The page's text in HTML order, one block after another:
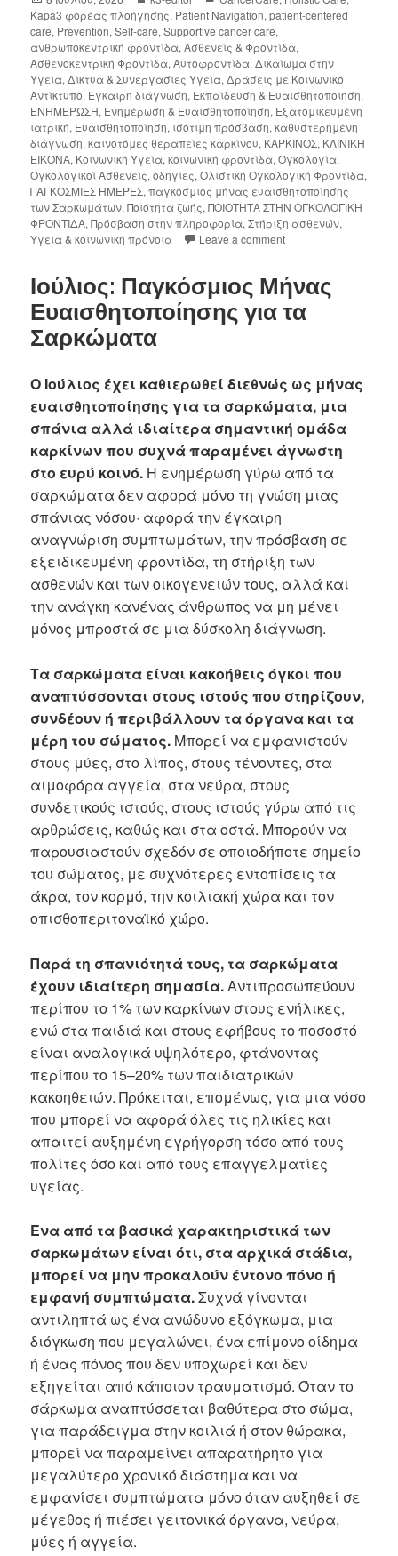
Kapa3 φορέας πλοήγησης, Patient Navigation,patient-centered
care, Prevention,Self-care,Supportive cancer care,
ανθρωποκεντρική φροντίδα,Ασθενείς & Φροντίδα,
Ασθενοκεντρική Φροντίδα,Αυτοφροντίδα,Δικαίωμα στην
Υγεία,Δίκτυα & Συνεργασίες Υγεία,Δράσεις με Κοινωνικό
Αντίκτυπο, Έγκαιρη διάγνωση, Εκπαίδευση & Ευαισθητοποίηση,
ΕΝΗΜΕΡΩΣΗ, Ενημέρωση & Ευαισθητοποίηση, Εξατομικευμένη
ιατρική, Ευαισθητοποίηση, ισότιμη πρόσβαση,καθυστερημένη
διάγνωση,καινοτόμες θεραπείες καρκίνου, ΚΑΡΚΙΝΟΣ, ΚΛΙΝΙΚΗ
ΕΙΚΟΝΑ, Κοινωνική Υγεία,κοινωνική φροντίδα,Ογκολογία,
Ογκολογικοί Ασθενείς,οδηγίες,Ολιστική Ογκολογική Φροντίδα,
ΠΑΓΚΟΣΜΙΕΣ ΗΜΕΡΕΣ,παγκόσμιος μήνας ευαισθητοποίησης
των Σαρκωμάτων,Ποιότητα ζωής,ΠΟΙΟΤΗΤΑ ΣΤΗΝ ΟΓΚΟΛΟΓΙΚΗ
ΦΡΟΝΤΙΔΑ,Πρόσβαση στην πληροφορία,Στήριξη ασθενών,
Υγεία & κοινωνική πρόνοια
Leave a comment
Ιούλιος: Παγκόσμιος Μήνας
Ευαισθητοποίησης για τα
Σαρκώματα
Ο Ιούλιος έχει καθιερωθεί διεθνώς ως μήνας
ευαισθητοποίησης για τα σαρκώματα, μια
σπάνια αλλά ιδιαίτερα σημαντική ομάδα
καρκίνων που συχνά παραμένει άγνωστη
στο ευρύ κοινό. Η ενημέρωση γύρω από τα
σαρκώματα δεν αφορά μόνο τη γνώση μιας
σπάνιας νόσου· αφορά την έγκαιρη
αναγνώριση συμπτωμάτων, την πρόσβαση σε
εξειδικευμένη φροντίδα, τη στήριξη των
ασθενών και των οικογενειών τους, αλλά και
την ανάγκη κανένας άνθρωπος να μη μένει
μόνος μπροστά σε μια δύσκολη διάγνωση.
Τα σαρκώματα είναι κακοήθεις όγκοι που
αναπτύσσονται στους ιστούς που στηρίζουν,
συνδέουν ή περιβάλλουν τα όργανα και τα
μέρη του σώματος. Μπορεί να εμφανιστούν
στους μύες, στο λίπος, στους τένοντες, στα
αιμοφόρα αγγεία, στα νεύρα, στους
συνδετικούς ιστούς, στους ιστούς γύρω από τις
αρθρώσεις, καθώς και στα οστά. Μπορούν να
παρουσιαστούν σχεδόν σε οποιοδήποτε σημείο
του σώματος, με συχνότερες εντοπίσεις τα
άκρα, τον κορμό, την κοιλιακή χώρα και τον
οπισθοπεριτοναϊκό χώρο.
Παρά τη σπανιότητά τους, τα σαρκώματα
έχουν ιδιαίτερη σημασία.Αντιπροσωπεύουν
περίπου το 1% των καρκίνων στους ενήλικες,
ενώ στα παιδιά και στους εφήβους το ποσοστό
είναι αναλογικά υψηλότερο, φτάνοντας
περίπου το 15–20% των παιδιατρικών
κακοηθειών. Πρόκειται, επομένως, για μια νόσο
που μπορεί να αφορά όλες τις ηλικίες και
απαιτεί αυξημένη εγρήγορση τόσο από τους
πολίτες όσο και από τους επαγγελματίες
υγείας.
Ένα από τα βασικά χαρακτηριστικά των
σαρκωμάτων είναι ότι, στα αρχικά στάδια,
μπορεί να μην προκαλούν έντονο πόνο ή
εμφανή συμπτώματα.Συχνά γίνονται
αντιληπτά ως ένα ανώδυνο εξόγκωμα, μια
διόγκωση που μεγαλώνει, ένα επίμονο οίδημα
ή ένας πόνος που δεν υποχωρεί και δεν
εξηγείται από κάποιον τραυματισμό. Όταν το
σάρκωμα αναπτύσσεται βαθύτερα στο σώμα,
για παράδειγμα στην κοιλιά ή στον θώρακα,
μπορεί να παραμείνει απαρατήρητο για
μεγαλύτερο χρονικό διάστημα και να
εμφανίσει συμπτώματα μόνο όταν αυξηθεί σε
μέγεθος ή πιέσει γειτονικά όργανα, νεύρα,
μύες ή αγγεία.